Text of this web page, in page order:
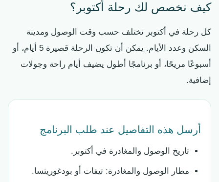
كيف نخصص لك رحلة أكتوبر؟
كل رحلة في أكتوبر تختلف حسب وقت الوصول ومدينة
السكن وعدد الأيام. يمكن أن تكون الرحلة قصيرة 5 أيام، أو
أسبوعًا مريحًا، أو برنامجًا أطول يضيف أيام راحة وجولات
إضافية.
أرسل هذه التفاصيل عند طلب البرنامج
تاريخ الوصول والمغادرة في أكتوبر.
مطار الوصول والمغادرة: تيفات أو بودغوريتسا.